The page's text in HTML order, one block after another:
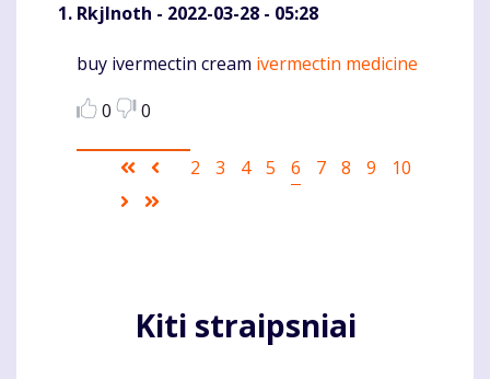
RkjInoth - 2022-03-28 - 05:28
Komentaras
buy ivermectin cream ivermectin medicine
0
0
Pagination
First
page
Ankstesnis
Puslapis
2 Puslapis
3 Puslapis
4 Puslapis
5
Current
6 Puslapis
7 Puslapis
8 Puslapis
9 Puslapis
10
Sekantis
Kiti straipsniai